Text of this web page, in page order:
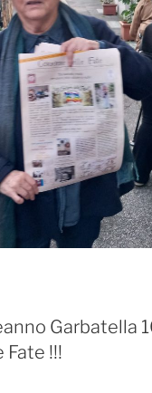
Garbatella
Fate !!!